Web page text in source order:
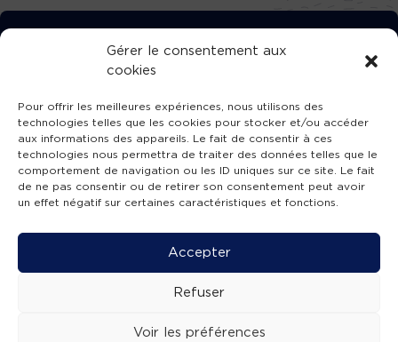
Gérer le consentement aux
cookies
Pour offrir les meilleures expériences, nous utilisons des
technologies telles que les cookies pour stocker et/ou accéder
aux informations des appareils. Le fait de consentir à ces
technologies nous permettra de traiter des données telles que le
comportement de navigation ou les ID uniques sur ce site. Le fait
de ne pas consentir ou de retirer son consentement peut avoir
un effet négatif sur certaines caractéristiques et fonctions.
Accepter
Refuser
Voir les préférences
TÉLÉCHARGEZ GRATUITEMENT
L’APPLICATION TVBA !
SUIVEZ-NOUS !
Mentions légales -Accessibilité